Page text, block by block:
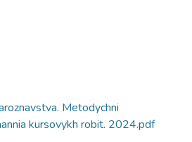
Metodychni
kursovykh robit. 2024.pdf